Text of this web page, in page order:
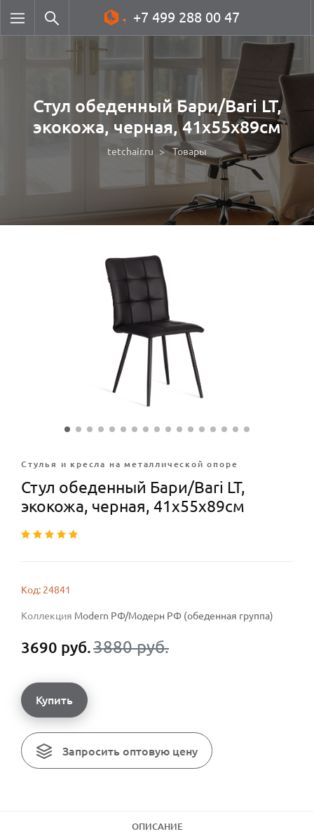
+7 499 288 00 47
Стул обеденный Бари/Bari LT,
экокожа, черная, 41х55х89см
tetchair.ru Товары
Стулья и кресла на металлической опоре
Стул обеденный Бари/Bari LT,
экокожа, черная, 41х55х89см
Код: 24841
Коллекция Modern РФ/Модерн РФ (обеденная группа)
3690 руб.3880 руб.
Купить
Запросить оптовую цену
ОПИСАНИЕ